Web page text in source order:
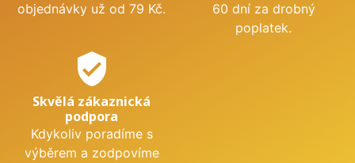
objednávky už od 79 Kč.
60 dní za drobný
poplatek.
verified_user
Skvělá zákaznická
podpora
Kdykoliv poradíme s
výběrem a zodpovíme